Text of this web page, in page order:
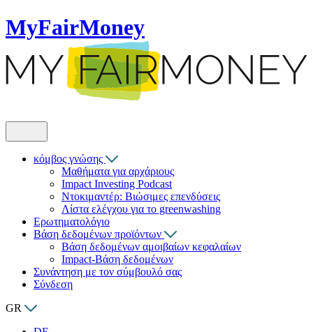
MyFairMoney
κόμβος γνώσης
Μαθήματα για αρχάριους
Impact Investing Podcast
Ντοκιμαντέρ: Βιώσιμες επενδύσεις
Λίστα ελέγχου για το greenwashing
Ερωτηματολόγιο
Βάση δεδομένων προϊόντων
Βάση δεδομένων αμοιβαίων κεφαλαίων
Impact-Βάση δεδομένων
Συνάντηση με τον σύμβουλό σας
Σύνδεση
GR